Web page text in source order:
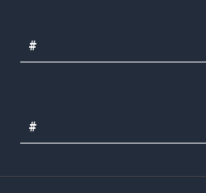
#
#